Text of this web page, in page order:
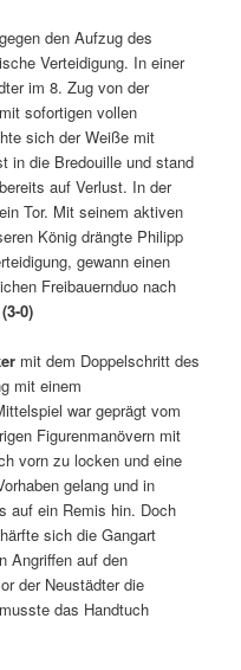
gegen den Aufzug des
Verteidigung. In einer
im 8. Zug von der
sofortigen vollen
sich der Weiße mit
in die Bredouille und stand
auf Verlust. In der
Tor. Mit seinem aktiven
König drängte Philipp
gewann einen
Freibauernduo nach
(3-0)
mit dem Doppelschritt des
mit einem
war geprägt vom
Figurenmanövern mit
vorn zu locken und eine
gelang und in
auf ein Remis hin. Doch
sich die Gangart
Angriffen auf den
der Neustädter die
das Handtuch